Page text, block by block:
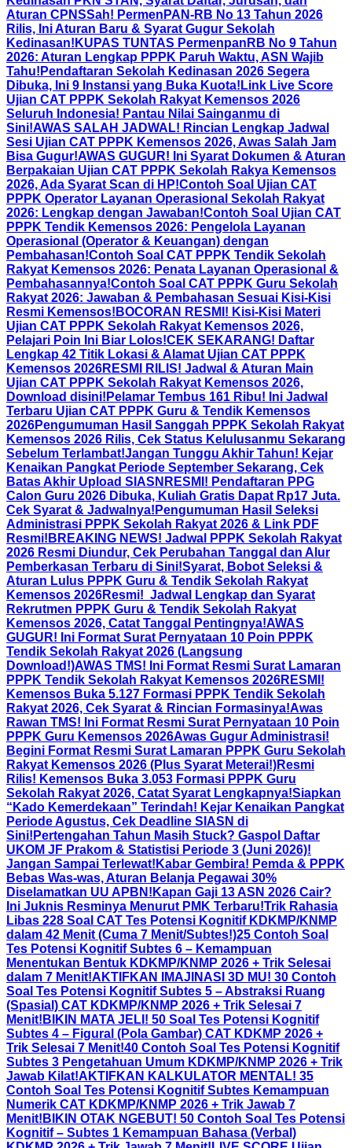
Aturan CPNSSah! PermenPAN-RB No 13 Tahun 2026
Rilis, Ini Aturan Baru & Syarat Gugur Sekolah
Kedinasan! KUPAS TUNTAS PermenpanRB No 9 Tahun
2026: Aturan Lengkap PPPK Paruh Waktu, ASN Wajib
Tahu! Pendaftaran Sekolah Kedinasan 2026 Segera
Dibuka, Ini 9 Instansi yang Buka Kuota! Link Live Score
Ujian CAT PPPK Sekolah Rakyat Kemensos 2026
Seluruh Indonesia! Pantau Nilai Sainganmu di
Sini!AWAS SALAH JADWAL! Rincian Lengkap Jadwal
Sesi Ujian CAT PPPK Kemensos 2026, Awas Salah Jam
Bisa Gugur!AWAS GUGUR! Ini Syarat Dokumen & Aturan
Berpakaian Ujian CAT PPPK Sekolah Rakya Kemensos
2026, Ada Syarat Scan di HP!Contoh Soal Ujian CAT
PPPK Operator Layanan Operasional Sekolah Rakyat
2026: Lengkap dengan Jawaban!Contoh Soal Ujian CAT
PPPK Tendik Kemensos 2026: Pengelola Layanan
Operasional (Operator & Keuangan) dengan
Pembahasan!Contoh Soal CAT PPPK Tendik Sekolah
Rakyat Kemensos 2026: Penata Layanan Operasional &
Pembahasannya!Contoh Soal CAT PPPK Guru Sekolah
Rakyat 2026: Jawaban & Pembahasan Sesuai Kisi-Kisi
Resmi Kemensos! BOCORAN RESMI! Kisi-Kisi Materi
Ujian CAT PPPK Sekolah Rakyat Kemensos 2026,
Pelajari Poin Ini Biar Lolos!CEK SEKARANG! Daftar
Lengkap 42 Titik Lokasi & Alamat Ujian CAT PPPK
Kemensos 2026RESMI RILIS! Jadwal & Aturan Main
Ujian CAT PPPK Sekolah Rakyat Kemensos 2026,
Download disini! Pelamar Tembus 161 Ribu! Ini Jadwal
Terbaru Ujian CAT PPPK Guru & Tendik Kemensos
2026Pengumuman Hasil Sanggah PPPK Sekolah Rakyat
Kemensos 2026 Rilis, Cek Status Kelulusanmu Sekarang
Sebelum Terlambat!Jangan Tunggu Akhir Tahun! Kejar
Kenaikan Pangkat Periode September Sekarang, Cek
Batas Akhir Upload SIASN RESMI! Pendaftaran PPG
Calon Guru 2026 Dibuka, Kuliah Gratis Dapat Rp17 Juta.
Cek Syarat & Jadwalnya! Pengumuman Hasil Seleksi
Administrasi PPPK Sekolah Rakyat 2026 & Link PDF
Resmi! BREAKING NEWS! Jadwal PPPK Sekolah Rakyat
2026 Resmi Diundur, Cek Perubahan Tanggal dan Alur
Pemberkasan Terbaru di Sini!Syarat, Bobot Seleksi &
Aturan Lulus PPPK Guru & Tendik Sekolah Rakyat
Kemensos 2026Resmi! Jadwal Lengkap dan Syarat
Rekrutmen PPPK Guru & Tendik Sekolah Rakyat
Kemensos 2026, Catat Tanggal Pentingnya!AWAS
GUGUR! Ini Format Surat Pernyataan 10 Poin PPPK
Tendik Sekolah Rakyat 2026 (Langsung
Download!)AWAS TMS! Ini Format Resmi Surat Lamaran
PPPK Tendik Sekolah Rakyat Kemensos 2026RESMI!
Kemensos Buka 5.127 Formasi PPPK Tendik Sekolah
Rakyat 2026, Cek Syarat & Rincian Formasinya!Awas
Rawan TMS! Ini Format Resmi Surat Pernyataan 10 Poin
PPPK Guru Kemensos 2026Awas Gugur Administrasi!
Begini Format Resmi Surat Lamaran PPPK Guru Sekolah
Rakyat Kemensos 2026 (Plus Syarat Meterai!)Resmi
Rilis! Kemensos Buka 3.053 Formasi PPPK Guru
Sekolah Rakyat 2026, Catat Syarat Lengkapnya!Siapkan
“Kado Kemerdekaan” Terindah! Kejar Kenaikan Pangkat
Periode Agustus, Cek Deadline SIASN di
Sini! Pertengahan Tahun Masih Stuck? Gaspol Daftar
UKOM JF Prakom & Statistisi Periode 3 (Juni 2026)!
Jangan Sampai Terlewat! Kabar Gembira! Pemda & PPPK
Bebas Was-was, Aturan Belanja Pegawai 30%
Diselamatkan UU APBN! Kapan Gaji 13 ASN 2026 Cair?
Ini Juknis Resminya Menurut PMK Terbaru!Trik Rahasia
Libas 228 Soal CAT Tes Potensi Kognitif KDKMP/KNMP
dalam 42 Menit (Cuma 7 Menit/Subtes!)25 Contoh Soal
Tes Potensi Kognitif Subtes 6 – Kemampuan
Menentukan Bentuk KDKMP/KNMP 2026 + Trik Selesai
dalam 7 Menit!AKTIFKAN IMAJINASI 3D MU! 30 Contoh
Soal Tes Potensi Kognitif Subtes 5 – Abstraksi Ruang
(Spasial) CAT KDKMP/KNMP 2026 + Trik Selesai 7
Menit! BIKIN MATA JELI! 50 Soal Tes Potensi Kognitif
Subtes 4 – Figural (Pola Gambar) CAT KDKMP 2026 +
Trik Selesai 7 Menit!40 Contoh Soal Tes Potensi Kognitif
Subtes 3 Pengetahuan Umum KDKMP/KNMP 2026 + Trik
Jawab Kilat!AKTIFKAN KALKULATOR MENTAL! 35
Contoh Soal Tes Potensi Kognitif Subtes Kemampuan
Numerik CAT KDKMP/KNMP 2026 + Trik Jawab 7
Menit! BIKIN OTAK NGEBUT! 50 Contoh Soal Tes Potensi
Kognitif – Subtes 1 Kemampuan Bahasa (Verbal)